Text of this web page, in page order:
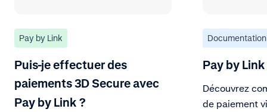
Pay by Link
Puis-je effectuer des
paiements 3D Secure avec
Pay by Link ?
Documentation
Pay by Link
Découvrez
de paiement